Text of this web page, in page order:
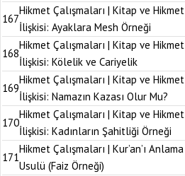
167
Hikmet Çalışmaları | Kitap ve Hikmet
İlişkisi: Ayaklara Mesh Örneği
168
Hikmet Çalışmaları | Kitap ve Hikmet
İlişkisi: Kölelik ve Cariyelik
169
Hikmet Çalışmaları | Kitap ve Hikmet
İlişkisi: Namazın Kazası Olur Mu?
170
Hikmet Çalışmaları | Kitap ve Hikmet
İlişkisi: Kadınların Şahitliği Örneği
171
Hikmet Çalışmaları | Kur’an’ı Anlama
Usulü (Faiz Örneği)